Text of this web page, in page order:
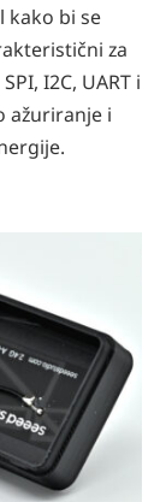
kako bi se
za
I2C, UART i
ažuriranje i